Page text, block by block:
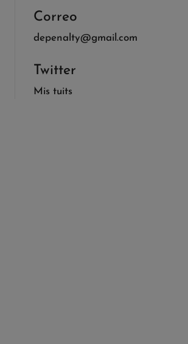
Correo
depenalty@gmail.com
Twitter
Mis tuits